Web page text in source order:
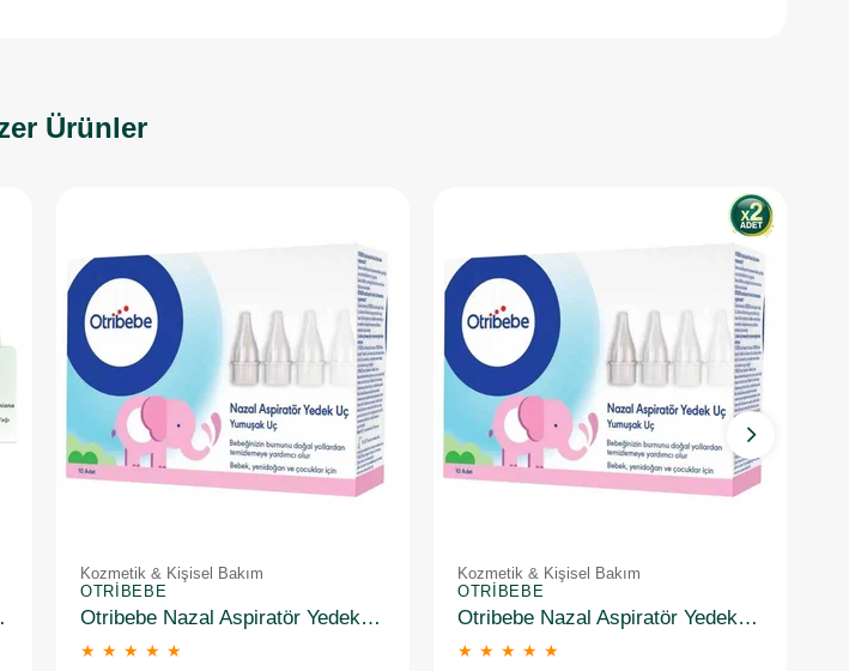
Ürünler
30 g
Kozmetik & Kişisel Bakım
OTRIBEBE
Otribebe Nazal Aspiratör Yedek Uç 10 Adet
★ ★ ★ ★ ★
Kozmetik & Kişisel Bakım
OTRIBEBE
Otribebe Nazal Aspiratör Yedek Uç 10 Adet 2 Adet
★ ★ ★ ★ ★